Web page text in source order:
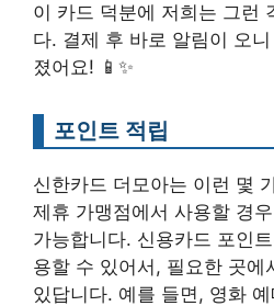
이 카드 덕분에 저희는 그런
다. 결제 후 바로 알림이 오
졌어요! 📱✨
포인트 적립
신한카드 더모아는 이런 몇
제휴 가맹점에서 사용할 경우
가능합니다. 신용카드 포인
용할 수 있어서, 필요한 곳에
있답니다. 예를 들면, 영화